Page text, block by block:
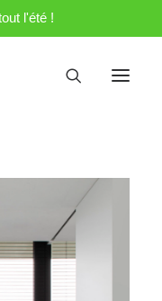
l'été !